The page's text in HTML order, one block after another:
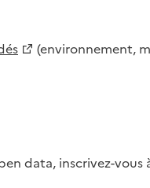
(environnement,
data, inscrivez-